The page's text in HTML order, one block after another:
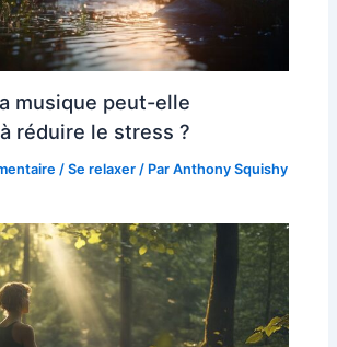
musique peut-elle
réduire le stress ?
/Se relaxer / ParAnthony Squishy